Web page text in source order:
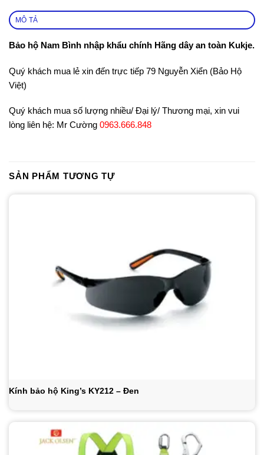
MÔ TẢ
Bảo hộ Nam Bình nhập khẩu chính Hãng dây an toàn Kukje.
Quý khách mua lẻ xin đến trực tiếp 79 Nguyễn Xiển (Bảo Hộ
Việt)
Quý khách mua số lượng nhiều/ Đại lý/ Thương mại, xin vui
lòng liên hệ: Mr Cường 0963.666.848
SẢN PHẨM TƯƠNG TỰ
Kính bảo hộ King’s KY212 – Đen